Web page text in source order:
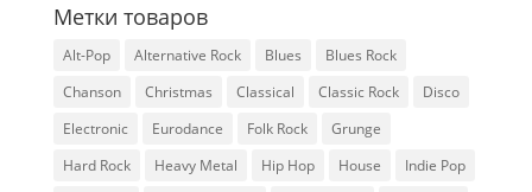
Метки товаров
Alt-Pop Alternative Rock Blues
Blues Rock
Chanson
Christmas Classical Classic Rock
Disco
Electronic
Eurodance Folk Rock
Grunge
Hard Rock
Heavy Metal Hip Hop House
Indie Pop